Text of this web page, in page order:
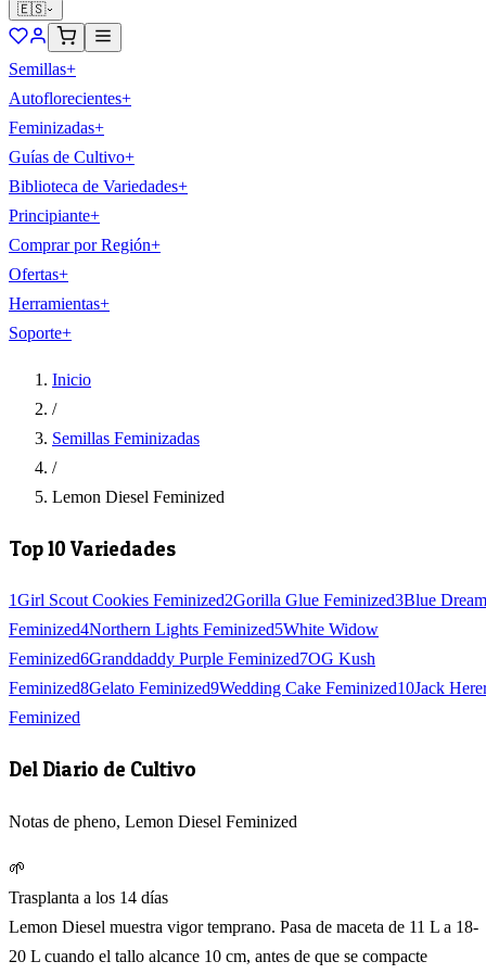
🇪🇸
Semillas+
Autoflorecientes+
Feminizadas+
Guías de Cultivo+
Biblioteca de Variedades+
Principiante+
Comprar por Región+
Ofertas+
Herramientas+
Soporte+
Inicio
/
Semillas Feminizadas
/
Lemon Diesel Feminized
Top 10 Variedades
1Girl Scout Cookies Feminized2Gorilla Glue Feminized3Blue Dream
Feminized4Northern Lights Feminized5White Widow
Feminized6Granddaddy Purple Feminized7OG Kush
Feminized8Gelato Feminized9Wedding Cake Feminized10Jack
Feminized
Del Diario de Cultivo
Notas de pheno, Lemon Diesel Feminized
🌱
Trasplanta a los 14 días
Lemon Diesel muestra vigor temprano. Pasa de maceta de 11 L a 18-
20 L cuando el tallo alcance 10 cm, antes de que se compacte